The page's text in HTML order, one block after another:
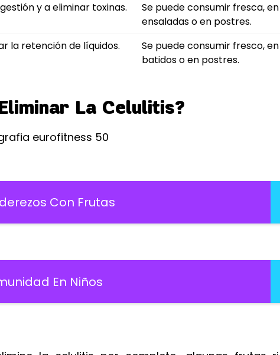
y a eliminar toxinas.
Se puede consumir fresca, en
ensaladas o en postres.
la retención de líquidos.
Se puede consumir fresco, en
batidos o en postres.
La Celulitis?
Con Frutas
En Niños